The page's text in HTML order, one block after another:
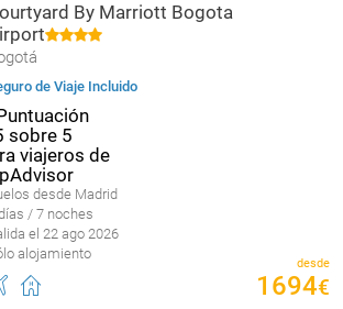
By Marriott Bogota
de Viaje Incluido
desde Madrid
/ 7 noches
el 22 ago 2026
alojamiento
desde
1694€